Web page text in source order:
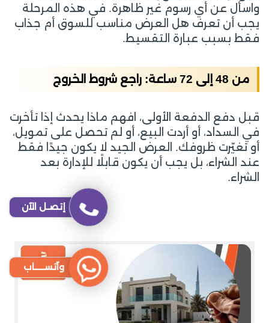
واسأل عن أي رسوم غير ظاهرة. في هذه المرحلة
يجب أن تعرف هل العرض مناسب للسوق أم جذاب
فقط بسبب عبارة التقسيط.
من 48 إلى 72 ساعة: راجع شروط الخروج
قبل دفع الدفعة الأولى، افهم ماذا يحدث إذا تأخرت
في السداد، أو أردت البيع، أو لم تحصل على تمويل،
أو تغيّرت ظروفك. العرض الجيد لا يكون جيدًا فقط
عند الشراء، بل يجب أن يكون قابلًا للإدارة بعد
الشراء.
إتصـل الآن
وآتســــاب